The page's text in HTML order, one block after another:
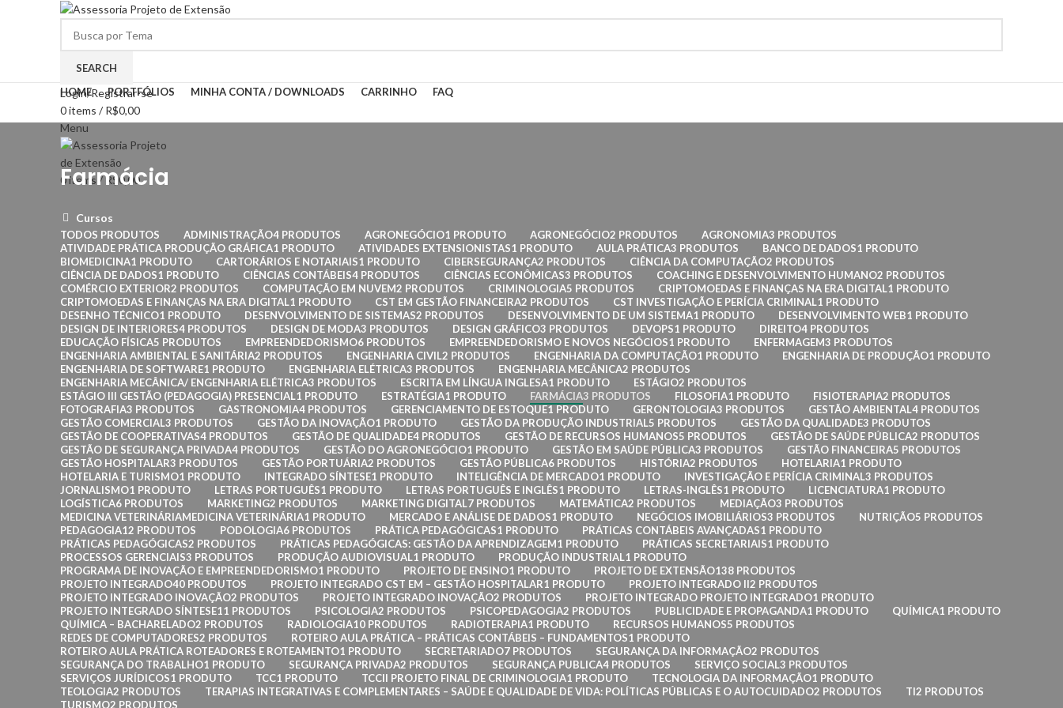
SEARCH
Login/Registrar-se
0items / R$0,00
Menu
0items /R$0,00
HOME PORTFÓLIOS MINHA CONTA / DOWNLOADS CARRINHO FAQ
Farmácia
Cursos
TODOS PRODUTOS ADMINISTRAÇÃO4 PRODUTOS AGRONEGÓCIO1 PRODUTO AGRONEGÓCIO2 PRODUTOS AGRONOMIA3 PRODUTOS
ATIVIDADE PRÁTICA PRODUÇÃO GRÁFICA1 PRODUTO ATIVIDADES EXTENSIONISTAS1 PRODUTO AULA PRÁTICA3 PRODUTOS BANCO DE DADOS1 PRODUTO
BIOMEDICINA1 PRODUTO CARTORÁRIOS E NOTARIAIS1 PRODUTO CIBERSEGURANÇA2 PRODUTOS CIÊNCIA DA COMPUTAÇÃO2 PRODUTOS
CIÊNCIA DE DADOS1 PRODUTO CIÊNCIAS CONTÁBEIS4 PRODUTOS CIÊNCIAS ECONÔMICAS3 PRODUTOS COACHING E DESENVOLVIMENTO HUMANO2 PRODUTOS
COMÉRCIO EXTERIOR2 PRODUTOS COMPUTAÇÃO EM NUVEM2 PRODUTOS CRIMINOLOGIA5 PRODUTOS CRIPTOMOEDAS E FINANÇAS NA ERA DIGITAL1 PRODUTO
CRIPTOMOEDAS E FINANÇAS NA ERA DIGITAL1 PRODUTO CST EM GESTÃO FINANCEIRA2 PRODUTOS CST INVESTIGAÇÃO E PERÍCIA CRIMINAL1 PRODUTO
DESENHO TÉCNICO1 PRODUTO DESENVOLVIMENTO DE SISTEMAS2 PRODUTOS DESENVOLVIMENTO DE UM SISTEMA1 PRODUTO DESENVOLVIMENTO WEB1 PRODUTO
DESIGN DE INTERIORES4 PRODUTOS DESIGN DE MODA3 PRODUTOS DESIGN GRÁFICO3 PRODUTOS DEVOPS1 PRODUTO DIREITO4 PRODUTOS
EDUCAÇÃO FÍSICA5 PRODUTOS EMPREENDEDORISMO6 PRODUTOS EMPREENDEDORISMO E NOVOS NEGÓCIOS1 PRODUTO ENFERMAGEM3 PRODUTOS
ENGENHARIA AMBIENTAL E SANITÁRIA2 PRODUTOS ENGENHARIA CIVIL2 PRODUTOS ENGENHARIA DA COMPUTAÇÃO1 PRODUTO ENGENHARIA DE PRODUÇÃO1 PRODUTO
ENGENHARIA DE SOFTWARE1 PRODUTO ENGENHARIA ELÉTRICA3 PRODUTOS ENGENHARIA MECÂNICA2 PRODUTOS
ENGENHARIA MECÂNICA/ ENGENHARIA ELÉTRICA3 PRODUTOS ESCRITA EM LÍNGUA INGLESA1 PRODUTO ESTÁGIO2 PRODUTOS
ESTÁGIO III GESTÃO (PEDAGOGIA) PRESENCIAL1 PRODUTO ESTRATÉGIA1 PRODUTO FARMÁCIA3 PRODUTOS FILOSOFIA1 PRODUTO FISIOTERAPIA2 PRODUTOS
FOTOGRAFIA3 PRODUTOS GASTRONOMIA4 PRODUTOS GERENCIAMENTO DE ESTOQUE1 PRODUTO GERONTOLOGIA3 PRODUTOS GESTÃO AMBIENTAL4 PRODUTOS
GESTÃO COMERCIAL3 PRODUTOS GESTÃO DA INOVAÇÃO1 PRODUTO GESTÃO DA PRODUÇÃO INDUSTRIAL5 PRODUTOS GESTÃO DA QUALIDADE3 PRODUTOS
GESTÃO DE COOPERATIVAS4 PRODUTOS GESTÃO DE QUALIDADE4 PRODUTOS GESTÃO DE RECURSOS HUMANOS5 PRODUTOS GESTÃO DE SAÚDE PÚBLICA2 PRODUTOS
GESTÃO DE SEGURANÇA PRIVADA4 PRODUTOS GESTÃO DO AGRONEGÓCIO1 PRODUTO GESTÃO EM SAÚDE PÚBLICA3 PRODUTOS GESTÃO FINANCEIRA5 PRODUTOS
GESTÃO HOSPITALAR3 PRODUTOS GESTÃO PORTUÁRIA2 PRODUTOS GESTÃO PÚBLICA6 PRODUTOS HISTÓRIA2 PRODUTOS HOTELARIA1 PRODUTO
HOTELARIA E TURISMO1 PRODUTO INTEGRADO SÍNTESE1 PRODUTO INTELIGÊNCIA DE MERCADO1 PRODUTO INVESTIGAÇÃO E PERÍCIA CRIMINAL3 PRODUTOS
JORNALISMO1 PRODUTO LETRAS PORTUGUÊS1 PRODUTO LETRAS PORTUGUÊS E INGLÊS1 PRODUTO LETRAS-INGLÊS1 PRODUTO LICENCIATURA1 PRODUTO
LOGÍSTICA6 PRODUTOS MARKETING2 PRODUTOS MARKETING DIGITAL7 PRODUTOS MATEMÁTICA2 PRODUTOS MEDIAÇÃO3 PRODUTOS
MEDICINA VETERINÁRIAMEDICINA VETERINÁRIA1 PRODUTO MERCADO E ANÁLISE DE DADOS1 PRODUTO NEGÓCIOS IMOBILIÁRIOS3 PRODUTOS NUTRIÇÃO5 PRODUTOS
PEDAGOGIA12 PRODUTOS PODOLOGIA6 PRODUTOS PRÁTICA PEDAGÓGICAS1 PRODUTO PRÁTICAS CONTÁBEIS AVANÇADAS1 PRODUTO
PRÁTICAS PEDAGÓGICAS2 PRODUTOS PRÁTICAS PEDAGÓGICAS: GESTÃO DA APRENDIZAGEM1 PRODUTO PRÁTICAS SECRETARIAIS1 PRODUTO
PROCESSOS GERENCIAIS3 PRODUTOS PRODUÇÃO AUDIOVISUAL1 PRODUTO PRODUÇÃO INDUSTRIAL1 PRODUTO
PROGRAMA DE INOVAÇÃO E EMPREENDEDORISMO1 PRODUTO PROJETO DE ENSINO1 PRODUTO PROJETO DE EXTENSÃO138 PRODUTOS
PROJETO INTEGRADO40 PRODUTOS PROJETO INTEGRADO CST EM – GESTÃO HOSPITALAR1 PRODUTO PROJETO INTEGRADO II2 PRODUTOS
PROJETO INTEGRADO INOVAÇÃO2 PRODUTOS PROJETO INTEGRADO INOVAÇÃO2 PRODUTOS PROJETO INTEGRADO PROJETO INTEGRADO1 PRODUTO
PROJETO INTEGRADO SÍNTESE11 PRODUTOS PSICOLOGIA2 PRODUTOS PSICOPEDAGOGIA2 PRODUTOS PUBLICIDADE E PROPAGANDA1 PRODUTO QUÍMICA1 PRODUTO
QUÍMICA – BACHARELADO2 PRODUTOS RADIOLOGIA10 PRODUTOS RADIOTERAPIA1 PRODUTO RECURSOS HUMANOS5 PRODUTOS
REDES DE COMPUTADORES2 PRODUTOS ROTEIRO AULA PRÁTICA – PRÁTICAS CONTÁBEIS – FUNDAMENTOS1 PRODUTO
ROTEIRO AULA PRÁTICA ROTEADORES E ROTEAMENTO1 PRODUTO SECRETARIADO7 PRODUTOS SEGURANÇA DA INFORMAÇÃO2 PRODUTOS
SEGURANÇA DO TRABALHO1 PRODUTO SEGURANÇA PRIVADA2 PRODUTOS SEGURANÇA PUBLICA4 PRODUTOS SERVIÇO SOCIAL3 PRODUTOS
SERVIÇOS JURÍDICOS1 PRODUTO TCC1 PRODUTO TCCII PROJETO FINAL DE CRIMINOLOGIA1 PRODUTO TECNOLOGIA DA INFORMAÇÃO1 PRODUTO
TEOLOGIA2 PRODUTOS TERAPIAS INTEGRATIVAS E COMPLEMENTARES – SAÚDE E QUALIDADE DE VIDA: POLÍTICAS PÚBLICAS E O AUTOCUIDADO2 PRODUTOS TI2 PRODUTOS
TURISMO2 PRODUTOS